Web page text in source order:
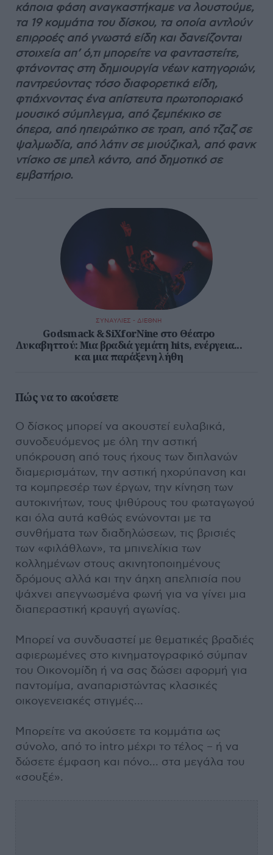
κάποια φάση αναγκαστήκαμε να λουστούμε,
τα 19 κομμάτια του δίσκου, τα οποία αντλούν
επιρροές από γνωστά είδη και δανείζονται
στοιχεία απ’ ό,τι μπορείτε να φανταστείτε,
φτάνοντας στη δημιουργία νέων κατηγοριών,
παντρεύοντας τόσο διαφορετικά είδη,
φτιάχνοντας ένα απίστευτα πρωτοποριακό
μουσικό σύμπλεγμα, από ζεμπέκικο σε
όπερα, από ηπειρώτικο σε τραπ, από τζαζ σε
ψαλμωδία, από λάτιν σε μιούζικαλ, από φανκ
ντίσκο σε μπελ κάντο, από δημοτικό σε
εμβατήριο.
ΣΥΝΑΥΛΙΕΣ - ΔΙΕΘΝΗ
Godsmack & SiXforNine στο Θέατρο
Λυκαβηττού: Μια βραδιά γεμάτη hits, ενέργεια...
και μια παράξενη λήθη
Πώς να το ακούσετε
Ο δίσκος μπορεί να ακουστεί ευλαβικά,
συνοδευόμενος με όλη την αστική
υπόκρουση από τους ήχους των διπλανών
διαμερισμάτων, την αστική ηχορύπανση και
τα κομπρεσέρ των έργων, την κίνηση των
αυτοκινήτων, τους ψιθύρους του φωταγωγού
και όλα αυτά καθώς ενώνονται με τα
συνθήματα των διαδηλώσεων, τις βρισιές
των «φιλάθλων», τα μπινελίκια των
κολλημένων στους ακινητοποιημένους
δρόμους αλλά και την άηχη απελπισία που
ψάχνει απεγνωσμένα φωνή για να γίνει μια
διαπεραστική κραυγή αγωνίας.
Μπορεί να συνδυαστεί με θεματικές βραδιές
αφιερωμένες στο κινηματογραφικό σύμπαν
του Οικονομίδη ή να σας δώσει αφορμή για
παντομίμα, αναπαριστώντας κλασικές
οικογενειακές στιγμές…
Μπορείτε να ακούσετε τα κομμάτια ως
σύνολο, από το intro μέχρι το τέλος – ή να
δώσετε έμφαση και πόνο… στα μεγάλα του
«σουξέ».